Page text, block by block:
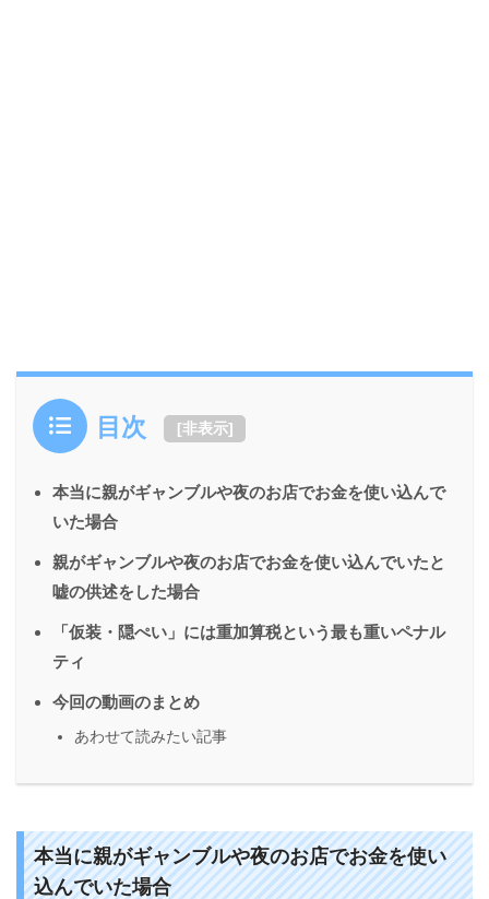
目次 [非表示]
本当に親がギャンブルや夜のお店でお金を使い込んで
いた場合
親がギャンブルや夜のお店でお金を使い込んでいたと
嘘の供述をした場合
「仮装・隠ぺい」には重加算税という最も重いペナル
ティ
今回の動画のまとめ
あわせて読みたい記事
本当に親がギャンブルや夜のお店でお金を使い
込んでいた場合